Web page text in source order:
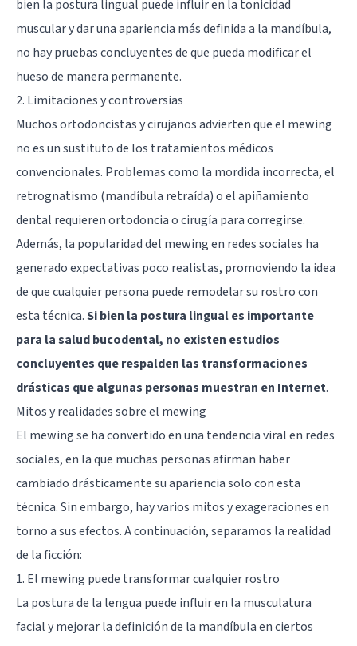
bien la postura lingual puede influir en la tonicidad
muscular y dar una apariencia más definida a la mandíbula,
no hay pruebas concluyentes de que pueda modificar el
hueso de manera permanente.
2. Limitaciones y controversias
Muchos ortodoncistas y cirujanos advierten que el mewing
no es un sustituto de los tratamientos médicos
convencionales. Problemas como la mordida incorrecta, el
retrognatismo (mandíbula retraída) o el apiñamiento
dental requieren ortodoncia o cirugía para corregirse.
Además, la popularidad del mewing en redes sociales ha
generado expectativas poco realistas, promoviendo la idea
de que cualquier persona puede remodelar su rostro con
esta técnica.Si bien la postura lingual es importante
para la salud bucodental, no existen estudios
concluyentes que respalden las transformaciones
drásticas que algunas personas muestran en Internet.
Mitos y realidades sobre el mewing
El mewing se ha convertido en una tendencia viral en redes
sociales, en la que muchas personas afirman haber
cambiado drásticamente su apariencia solo con esta
técnica. Sin embargo, hay varios mitos y exageraciones en
torno a sus efectos. A continuación, separamos la realidad
de la ficción:
1. El mewing puede transformar cualquier rostro
La postura de la lengua puede influir en la musculatura
facial y mejorar la definición de la mandíbula en ciertos